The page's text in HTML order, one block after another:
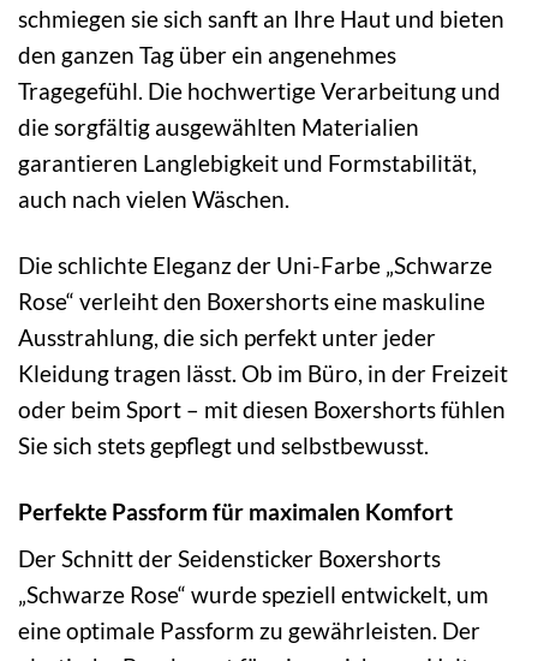
schmiegen sie sich sanft an Ihre Haut und bieten
den ganzen Tag über ein angenehmes
Tragegefühl. Die hochwertige Verarbeitung und
die sorgfältig ausgewählten Materialien
garantieren Langlebigkeit und Formstabilität,
auch nach vielen Wäschen.
Die schlichte Eleganz der Uni-Farbe „Schwarze
Rose“ verleiht den Boxershorts eine maskuline
Ausstrahlung, die sich perfekt unter jeder
Kleidung tragen lässt. Ob im Büro, in der Freizeit
oder beim Sport – mit diesen Boxershorts fühlen
Sie sich stets gepflegt und selbstbewusst.
Perfekte Passform für maximalen Komfort
Der Schnitt der Seidensticker Boxershorts
„Schwarze Rose“ wurde speziell entwickelt, um
eine optimale Passform zu gewährleisten. Der